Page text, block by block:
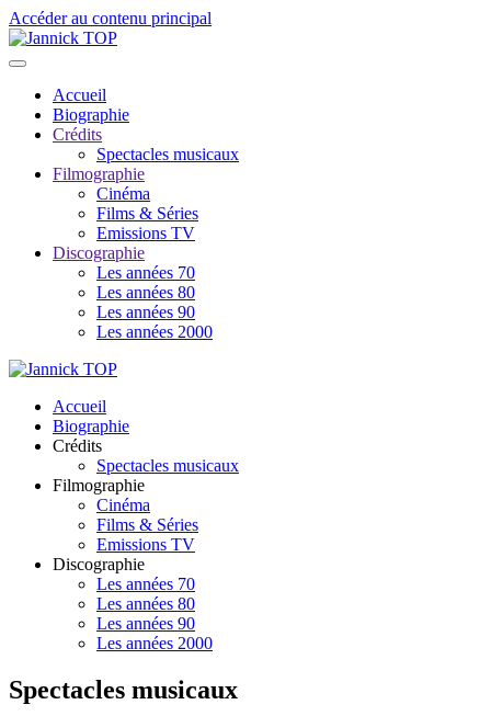
Accéder au contenu principal
Accueil
Biographie
Crédits
Spectacles musicaux
Filmographie
Cinéma
Films & Séries
Emissions TV
Discographie
Les années 70
Les années 80
Les années 90
Les années 2000
Accueil
Biographie
Crédits
Spectacles musicaux
Filmographie
Cinéma
Films & Séries
Emissions TV
Discographie
Les années 70
Les années 80
Les années 90
Les années 2000
Spectacles musicaux